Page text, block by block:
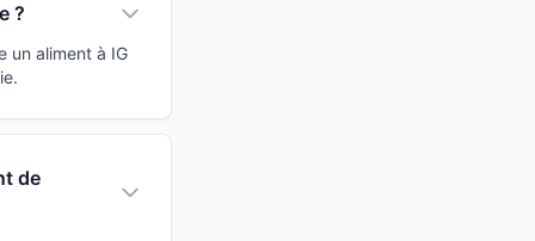
?
un aliment à IG
de